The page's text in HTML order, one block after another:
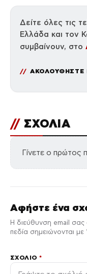
Δείτε όλες τις
Ελλάδα και τον
συμβαίνουν, στο
ΑΚΟΛΟΥΘΗΣΤΕ
// ΣΧΟΛΙΑ
Γίνετε ο πρώτος
Αφήστε ένα
Η διεύθυνση email σας
πεδία σημειώνονται με
ΣΧΌΛΙΟ*